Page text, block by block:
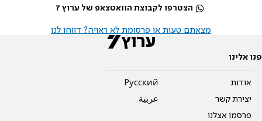
הצטרפו לקבוצת הוואטצאפ של ערוץ 7
מצאתם טעות או פרסומת לא ראויה? דווחו לנו
פנו אלינו
אודות
יצירת קשר
פרסמו אצלנו
Pусский
عربية